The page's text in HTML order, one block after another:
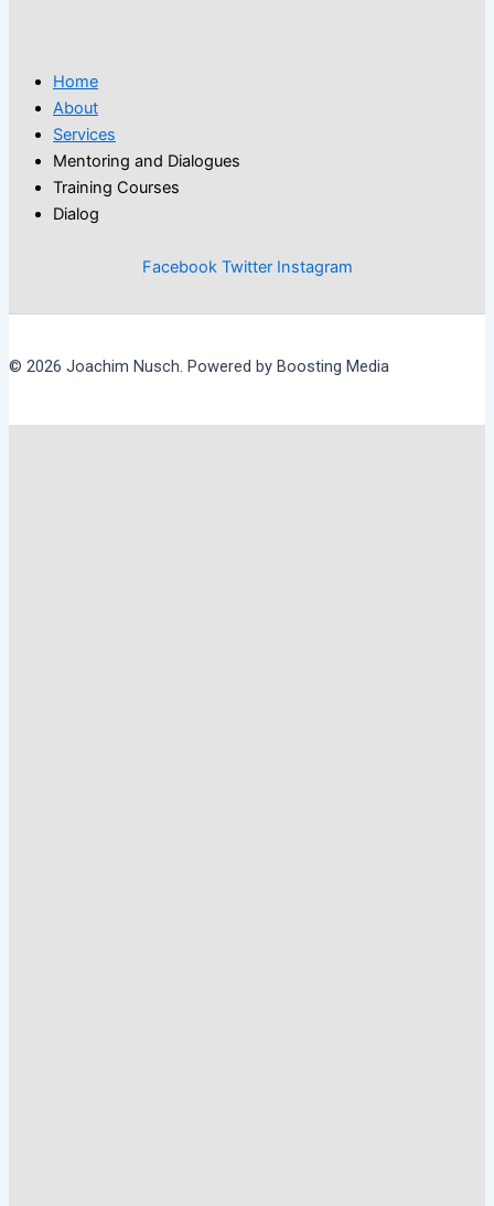
Home
About
Services
Mentoring and Dialogues
Training Courses
Dialog
Facebook Twitter Instagram
© 2026 Joachim Nusch. Powered by Boosting Media